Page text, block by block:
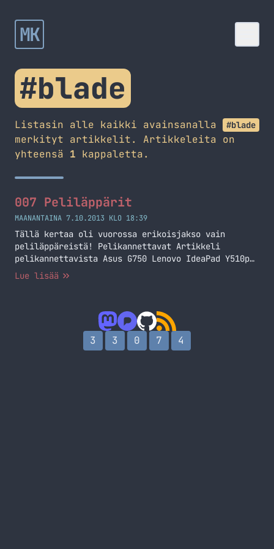
MK
#blade
Listasin alle kaikki avainsanalla #blade
merkityt artikkelit. Artikkeleita on
yhteensä 1 kappaletta.
007 Peliläppärit
MAANANTAINA 7.10.2013 KLO 18:39
Tällä kertaa oli vuorossa erikoisjakso vain
peliläppäreistä! Pelikannettavat Artikkeli
pelikannettavista Asus G750 Lenovo IdeaPad Y510p
Razer Blade ja Blade Pro Lopetus Podcast löytyy
Seuraavan podcastin aiheita voi esittää
MarkoKaartinen.netissä tai Twitterissä @MarkoK
Lue lisää
3 3 0 7 4